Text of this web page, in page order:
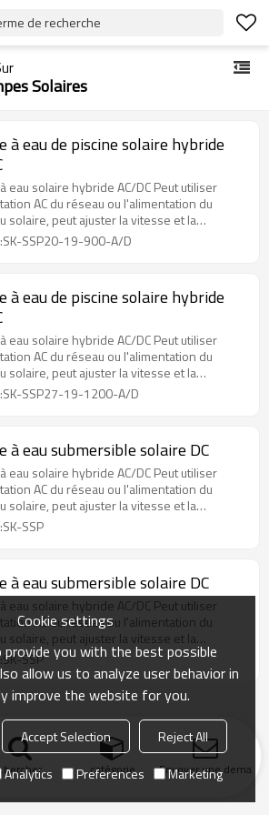
de recherche
Solaires
à eau de piscine solaire hybride
eau solaire hybride AC/DC Peut utiliser
AC du réseau ou l'alimentation du
solaire, peut ajuster la vitesse et la
d'énergie
SSP20-19-900-A/D
à eau de piscine solaire hybride
eau solaire hybride AC/DC Peut utiliser
AC du réseau ou l'alimentation du
solaire, peut ajuster la vitesse et la
d'énergie
SSP27-19-1200-A/D
à eau submersible solaire DC
eau solaire hybride AC/DC Peut utiliser
AC du réseau ou l'alimentation du
solaire, peut ajuster la vitesse et la
d'énergie
SSP
à eau submersible solaire DC
eau solaire hybride AC/DC Peut utiliser
AC du réseau ou l'alimentation du
solaire, peut ajuster la vitesse et la
d'énergie
SSP
catégorie Envoyer une
Cookie settings
provide you with the best possible
allow us to analyze user behavior in
improve the website for you.
Accept Selection
Reject All
Analytics Preferences Marketing